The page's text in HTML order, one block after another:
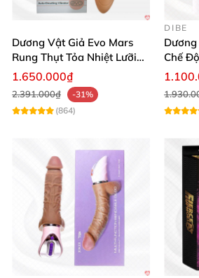
Dương Vật Giả Evo Mars
Rung Thụt Tỏa Nhiệt Lưỡi
Liếm Cao Cấp
1.650.000₫
2.391.000₫
-31%
(864)
DIBE
Chế
Tỏa